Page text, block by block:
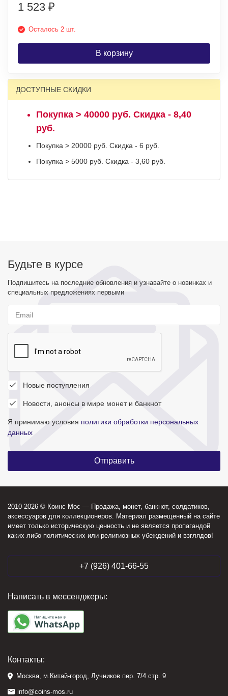
1 523 ₽
Осталось 2 шт.
В корзину
ДОСТУПНЫЕ СКИДКИ
Покупка > 40000 руб. Скидка - 8,40
руб.
Покупка > 20000 руб. Скидка - 6 руб.
Покупка > 5000 руб. Скидка - 3,60 руб.
Будьте в курсе
Подпишитесь на последние обновления и узнавайте о новинках и
специальных предложениях первыми
Новые поступления
Новости, анонсы в мире монет и банкнот
Я принимаю условия политики обработки персональных
данных
2010-2026 © Коинс Мос — Продажа, монет, банкнот, солдатиков,
аксессуаров для коллекционеров. Материал размещенный на сайте
имеет только историческую ценность и не является пропагандой
каких-либо политических или религиозных убеждений и взглядов!
+7 (926) 401-66-55
Написать в мессенджеры:
Контакты:
Москва, м.Китай-город, Лучников пер. 7/4 стр. 9
info@coins-mos.ru